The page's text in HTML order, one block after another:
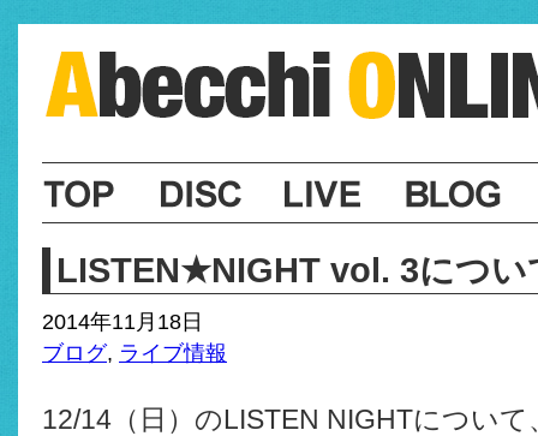
LISTEN★NIGHT vol. 3につ
2014年11月18日
ブログ, ライブ情報
12/14（日）のLISTEN NIGHTについ